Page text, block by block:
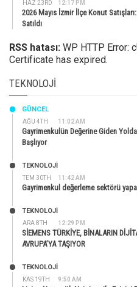
HAZ 23RD 12:17 PM
2026 Mayıs İzmir İlçe Konut
Satıldı
RSS hatası: WP HTTP Error:
Certificate has expired.
TEKNOLOJI
AĞU 4TH 11:02 AM
GÜNCEL
Gayrimenkulün Değerine Giden
Başlıyor
TEM 30TH 11:42 AM
TEKNOLOJİ
Gayrimenkul değerleme sektörü
ARA 8TH 12:29 PM
TEKNOLOJİ
SİEMENS TÜRKİYE, BİNALARIN
AVRUPA’YA TAŞIYOR
KAS 19TH 9:50 AM
TEKNOLOJİ